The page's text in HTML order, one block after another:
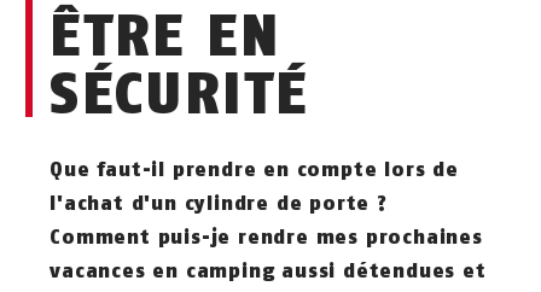
ÊTRE EN
SÉCURITÉ
Que faut-il prendre en compte lors de
l'achat d'un cylindre de porte ?
Comment puis-je rendre mes prochaines
vacances en camping aussi détendues et